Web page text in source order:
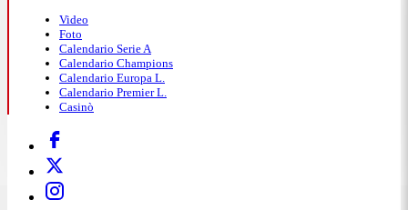
Video
Foto
Calendario Serie A
Calendario Champions
Calendario Europa L.
Calendario Premier L.
Casinò